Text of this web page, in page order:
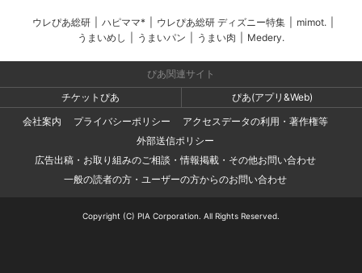
ウレぴあ総研 ハピママ* ウレぴあ総研 ディズニー特集 mimot.
うまいめし
うまいパン うまい肉 Medery.
ぴあ関連サイト
チケットぴあ
ぴあ(アプリ&Web)
会社案内
プライバシーポリシー
アクセスデータの利用・著作権等
外部送信ポリシー
広告出稿・お取り組みのご相談・情報掲載・その他お問い合わせ
一般の読者の方・ユーザーの方からのお問い合わせ
Copyright (C) PIA Corporation. All Rights Reserved.